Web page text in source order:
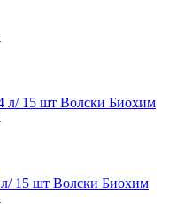
л/ 15 шт Волски Биохим
15 шт Волски Биохим